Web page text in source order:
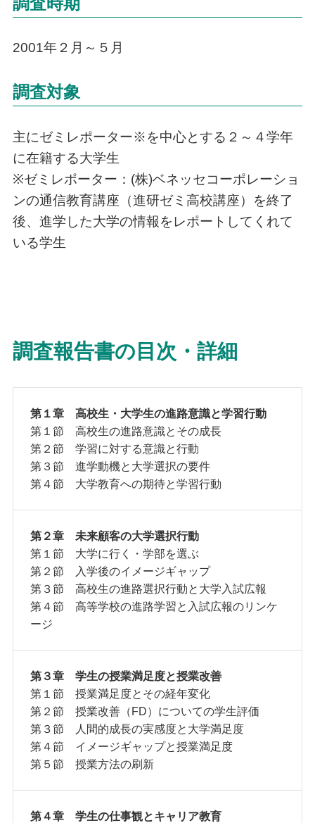
2001年２月～５月
調査対象
主にゼミレポーター※を中心とする２～４学年
に在籍する大学生
※ゼミレポーター：(株)ベネッセコーポレーショ
ンの通信教育講座（進研ゼミ高校講座）を終了
後、進学した大学の情報をレポートしてくれて
いる学生
調査報告書の目次・詳細
第１章 高校生・大学生の進路意識と学習行動
第１節 高校生の進路意識とその成長
第２節 学習に対する意識と行動
第３節 進学動機と大学選択の要件
第４節 大学教育への期待と学習行動
第２章 未来顧客の大学選択行動
第１節 大学に行く・学部を選ぶ
第２節 入学後のイメージギャップ
第３節 高校生の進路選択行動と大学入試広報
第４節 高等学校の進路学習と入試広報のリンケ
ージ
第３章 学生の授業満足度と授業改善
第１節 授業満足度とその経年変化
第２節 授業改善（FD）についての学生評価
第３節 人間的成長の実感度と大学満足度
第４節 イメージギャップと授業満足度
第５節 授業方法の刷新
第４章 学生の仕事観とキャリア教育